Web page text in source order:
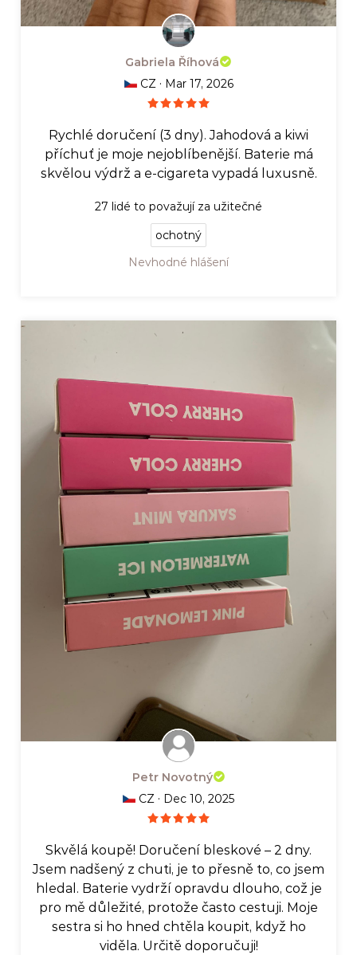
Gabriela Říhová
CZ · Mar 17, 2026
Rychlé doručení (3 dny). Jahodová a kiwi
příchuť je moje nejoblíbenější. Baterie má
skvělou výdrž a e-cigareta vypadá luxusně.​
27 lidé to považují za užitečné
ochotný
Nevhodné hlášení
Petr Novotný
CZ · Dec 10, 2025
Skvělá koupě! Doručení bleskové – 2 dny.
Jsem nadšený z chuti, je to přesně to, co jsem
hledal. Baterie vydrží opravdu dlouho, což je
pro mě důležité, protože často cestuji. Moje
sestra si ho hned chtěla koupit, když ho
viděla. Určitě doporučuji!